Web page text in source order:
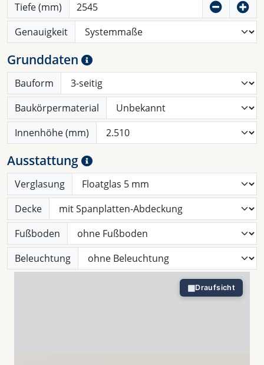
Tiefe (mm)
Genauigkeit
Grunddaten
Bauform
Baukörpermaterial
Innenhöhe (mm)
Ausstattung
Verglasung
Decke
Fußboden
Beleuchtung
▦Draufsicht